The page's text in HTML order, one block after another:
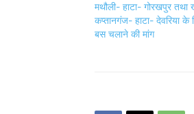
मथौली- हाटा- गोरखपुर
कप्तानगंज- हाटा- देवरिया के
बस चलाने की मांग